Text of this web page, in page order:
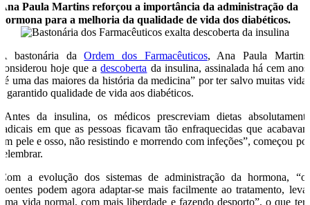
Ana Paula Martins reforçou a importância da administração da
hormona para a melhoria da qualidade de vida dos diabéticos.
A bastonária daOrdem dos Farmacêuticos, Ana Paula Martins,
considerou hoje que adescoberta da insulina, assinalada há cem anos,
“é uma das maiores da história da medicina” por ter salvo muitas vidas
e garantido qualidade de vida aos diabéticos.
“Antes da insulina, os médicos prescreviam dietas absolutamente
radicais em que as pessoas ficavam tão enfraquecidas que acabavam
em pele e osso, não resistindo e morrendo com infeções”, começou por
relembrar.
Com a evolução dos sistemas de administração da hormona, “os
doentes podem agora adaptar-se mais facilmente ao tratamento, levar
uma vida normal, com mais liberdade e fazendo desporto”, o que terá